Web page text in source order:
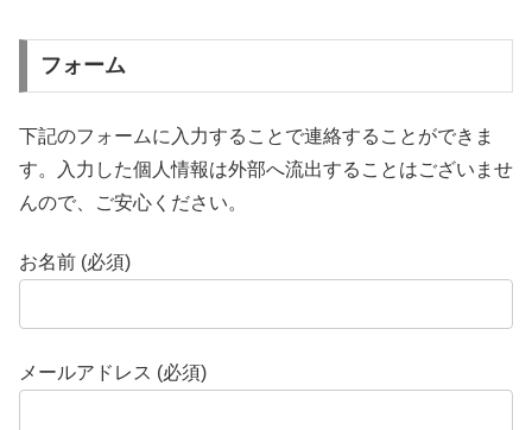
フォーム
下記のフォームに入力することで連絡することができま
す。入力した個人情報は外部へ流出することはございませ
んので、ご安心ください。
お名前 (必須)
メールアドレス (必須)